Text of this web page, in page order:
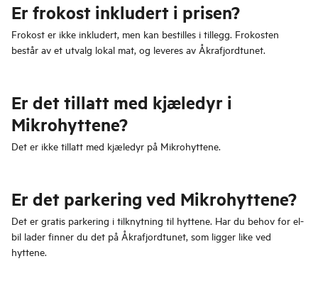
Er frokost inkludert i prisen?
Frokost er ikke inkludert, men kan bestilles i tillegg. Frokosten
består av et utvalg lokal mat, og leveres av Åkrafjordtunet.
Er det tillatt med kjæledyr i
Mikrohyttene?
Det er ikke tillatt med kjæledyr på Mikrohyttene.
Er det parkering ved Mikrohyttene?
Det er gratis parkering i tilknytning til hyttene. Har du behov for el-
bil lader finner du det på Åkrafjordtunet, som ligger like ved
hyttene.